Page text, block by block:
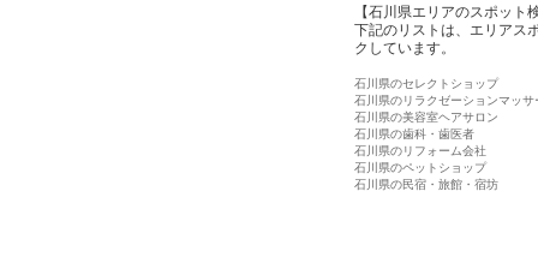
【石川県エリアのスポット
下記のリストは、エリアス
クしています。
石川県のセレクトショップ
石川県のリラクゼーションマッサ
石川県の美容室ヘアサロン
石川県の歯科・歯医者
石川県のリフォーム会社
石川県のペットショップ
石川県の民宿・旅館・宿坊